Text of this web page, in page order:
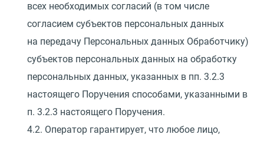
всех необходимых согласий (в том числе
согласием субъектов персональных данных
на передачу Персональных данных Обработчику)
субъектов персональных данных на обработку
персональных данных, указанных в пп. 3.2.3
настоящего Поручения способами, указанными в
п. 3.2.3 настоящего Поручения.
4.2. Оператор гарантирует, что любое лицо,